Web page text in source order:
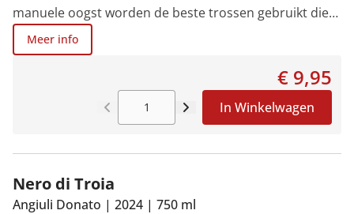
manuele oogst worden de beste trossen gebruikt die
gedurende 10 à 15 dagen in roestvrijstalen tanks
macereren. De alcoholische gisting vindt plaats met
verbeteren van de typiciteit en aroma van de Primitivo.
Vanille, een rokerig aroma, veel body, wat citruszeste
stoofgerechten en geroosterd lamsvlees.
Meer info
€ 9,95
In Winkelwagen
Nero di Troia
Angiuli Donato | 2024 | 750 ml